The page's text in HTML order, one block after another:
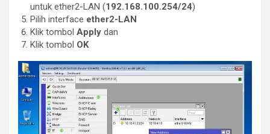
untuk ether2-LAN (192.168.100.254/24)
Pilih interface ether2-LAN
Klik tombol Apply dan
Klik tombol OK